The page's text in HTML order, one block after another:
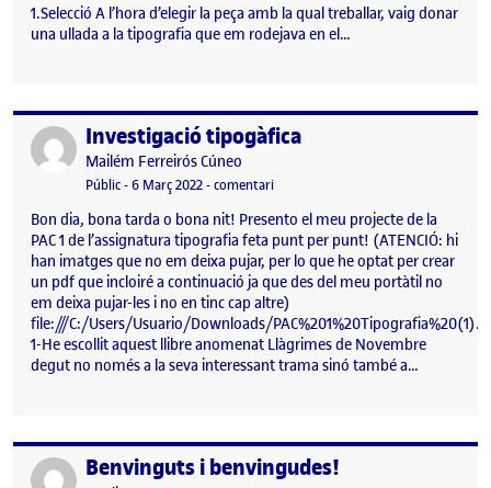
1.Selecció A l’hora d’elegir la peça amb la qual treballar, vaig donar
una ullada a la tipografia que em rodejava en el…
Publicat perInvestigació tipogàfica
Publicat per
Mailém Ferreirós Cúneo
Visibilitat:
Públic-Data de publicació
6 Març 20226 març, 2022 5:30 pm
-comentariel Investigació tipogàfica
Bon dia, bona tarda o bona nit! Presento el meu projecte de la
PAC 1 de l’assignatura tipografia feta punt per punt! (ATENCIÓ: hi
han imatges que no em deixa pujar, per lo que he optat per crear
un pdf que incloiré a continuació ja que des del meu portàtil no
em deixa pujar-les i no en tinc cap altre)
file:///C:/Users/Usuario/Downloads/
1-He escollit aquest llibre anomenat Llàgrimes de Novembre
degut no només a la seva interessant trama sinó també a…
Publicat perBenvinguts i benvingudes!